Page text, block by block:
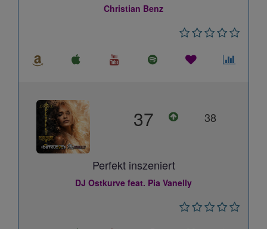
Christian Benz
37 38
Perfekt inszeniert
DJ Ostkurve feat. Pia Vanelly